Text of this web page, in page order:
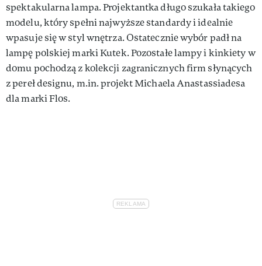
spektakularna lampa. Projektantka długo szukała takiego
modelu, który spełni najwyższe standardy i idealnie
wpasuje się w styl wnętrza. Ostatecznie wybór padł na
lampę polskiej marki Kutek. Pozostałe lampy i kinkiety w
domu pochodzą z kolekcji zagranicznych firm słynących
z pereł designu, m.in. projekt Michaela Anastassiadesa
dla marki Flos.